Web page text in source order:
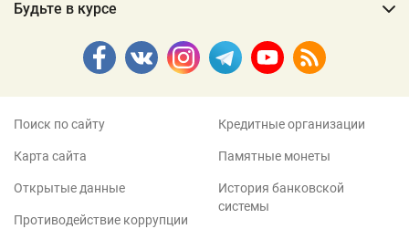
Будьте в курсе
Поиск по сайту
Карта сайта
Открытые данные
Противодействие коррупции
Кредитные организации
Памятные монеты
История банковской
системы